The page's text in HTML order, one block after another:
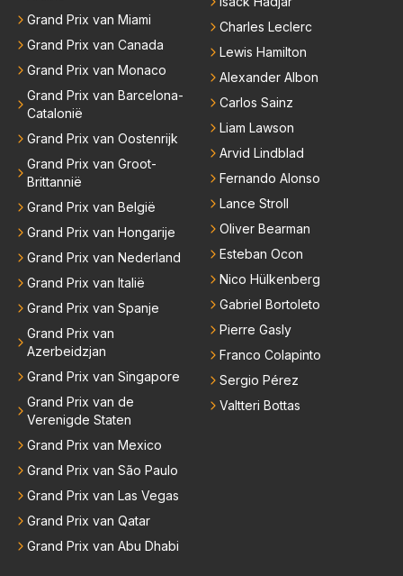
reur...
Grand Prix van Miami
Grand Prix van Canada
Grand Prix van Monaco
Grand Prix van Barcelona-
Catalonië
Grand Prix van Oostenrijk
Grand Prix van Groot-
Brittannië
Grand Prix van België
Grand Prix van Hongarije
Grand Prix van Nederland
Grand Prix van Italië
Grand Prix van Spanje
Grand Prix van
Azerbeidzjan
Grand Prix van Singapore
Grand Prix van de
Verenigde Staten
Grand Prix van Mexico
Grand Prix van São Paulo
Grand Prix van Las Vegas
Grand Prix van Qatar
Grand Prix van Abu Dhabi
Charles Leclerc
Lewis Hamilton
Alexander Albon
Carlos Sainz
Liam Lawson
Arvid Lindblad
Fernando Alonso
Lance Stroll
Oliver Bearman
Esteban Ocon
Nico Hülkenberg
Gabriel Bortoleto
Pierre Gasly
Franco Colapinto
Sergio Pérez
Valtteri Bottas